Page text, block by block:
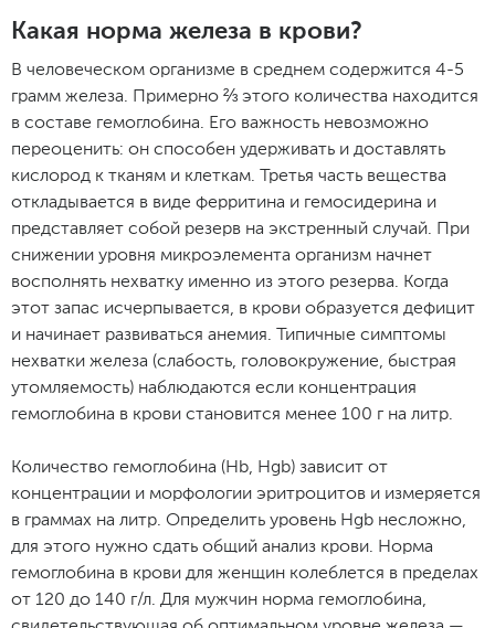
Какая норма железа в крови?
В человеческом организме в среднем содержится 4-5
грамм железа. Примерно ⅔ этого количества находится
в составе гемоглобина. Его важность невозможно
переоценить: он способен удерживать и доставлять
кислород к тканям и клеткам. Третья часть вещества
откладывается в виде ферритина и гемосидерина и
представляет собой резерв на экстренный случай. При
снижении уровня микроэлемента организм начнет
восполнять нехватку именно из этого резерва. Когда
этот запас исчерпывается, в крови образуется дефицит
и начинает развиваться анемия. Типичные симптомы
нехватки железа (слабость, головокружение, быстрая
утомляемость) наблюдаются если концентрация
гемоглобина в крови становится менее 100 г на литр.
Количество гемоглобина (Hb, Hgb) зависит от
концентрации и морфологии эритроцитов и измеряется
в граммах на литр. Определить уровень Hgb несложно,
для этого нужно сдать общий анализ крови. Норма
гемоглобина в крови для женщин колеблется в пределах
от 120 до 140 г/л. Для мужчин норма гемоглобина,